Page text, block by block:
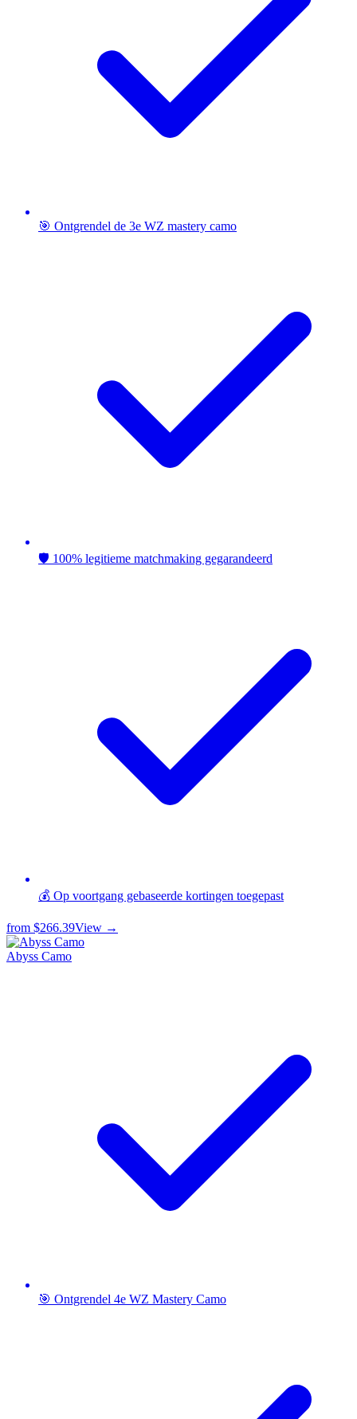
🎯 Ontgrendel de 3e WZ mastery camo
🛡️ 100% legitieme matchmaking gegarandeerd
💰 Op voortgang gebaseerde kortingen toegepast
from $266.39View →
Abyss Camo
🎯 Ontgrendel 4e WZ Mastery Camo